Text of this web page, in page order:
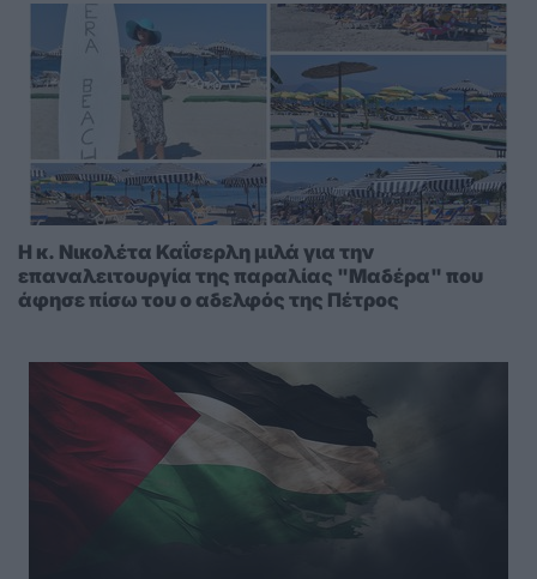
Η κ. Νικολέτα Καΐσερλη μιλά για την
επαναλειτουργία της παραλίας "Μαδέρα" που
άφησε πίσω του ο αδελφός της Πέτρος